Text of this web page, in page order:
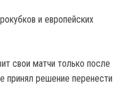
и европейских
свои матчи только после
принял решение перенести